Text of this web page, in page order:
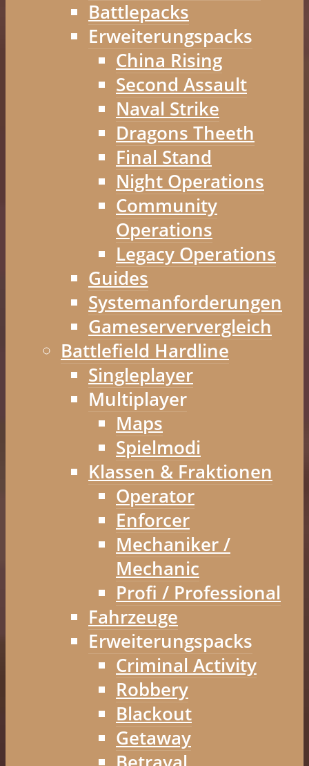
Battlepacks
Erweiterungspacks
China Rising
Second Assault
Naval Strike
Dragons Theeth
Final Stand
Night Operations
Community
Operations
Legacy Operations
Guides
Systemanforderungen
Gameserververgleich
Battlefield Hardline
Singleplayer
Multiplayer
Maps
Spielmodi
Klassen & Fraktionen
Operator
Enforcer
Mechaniker /
Mechanic
Profi / Professional
Fahrzeuge
Erweiterungspacks
Criminal Activity
Robbery
Blackout
Getaway